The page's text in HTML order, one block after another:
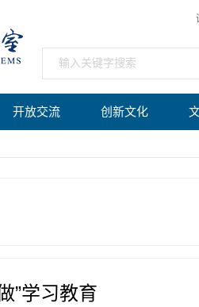
开放交流 创新文化
”学习教育